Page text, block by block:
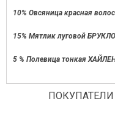
10% Овсяница красная
15% Мятлик луговой
5 % Полевица тонкая